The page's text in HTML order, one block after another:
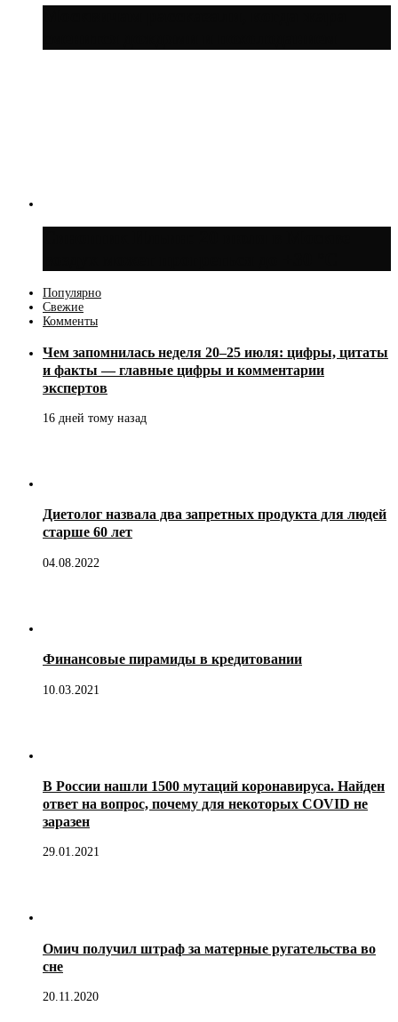
Популярно
Свежие
Комменты
Чем запомнилась неделя 20–25 июля: цифры, цитаты
и факты — главные цифры и комментарии
экспертов
16 дней тому назад
Диетолог назвала два запретных продукта для людей
старше 60 лет
04.08.2022
Финансовые пирамиды в кредитовании
10.03.2021
В России нашли 1500 мутаций коронавируса. Найден
ответ на вопрос, почему для некоторых COVID не
заразен
29.01.2021
Омич получил штраф за матерные ругательства во
сне
20.11.2020